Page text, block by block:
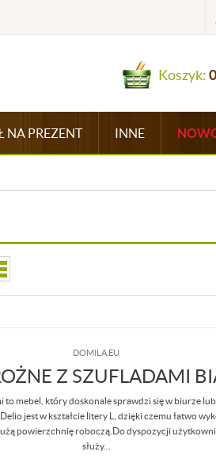
Koszyk:
NA PREZENT INNE
DOMILA.EU
Z SZUFLADAMI
to mebel, który doskonale sprawdzi się w biurze
jest w kształcie litery L, dzięki czemu łatwo
powierzchnię roboczą.Do dyspozycji
służy...